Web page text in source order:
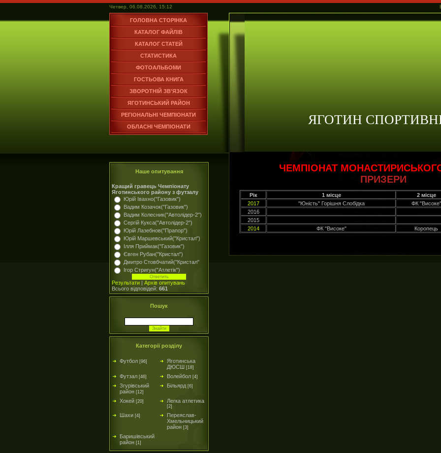
Четвер, 06.08.2026, 15:12
ГОЛОВНА СТОРІНКА
КАТАЛОГ ФАЙЛІВ
КАТАЛОГ СТАТЕЙ
СТАТИСТИКА
ФОТОАЛЬБОМИ
ГОСТЬОВА КНИГА
ЗВОРОТНІЙ ЗВ'ЯЗОК
ЯГОТИНСЬКИЙ РАЙОН
РЕГІОНАЛЬНІ ЧЕМПІОНАТИ
ОБЛАСНІ ЧЕМПІОНАТИ
ЯГОТИН
Наше опитування
Кращий гравець Чемпіонату
Яготинського району з футзалу
Юрій Івахно("Газовик")
Вадим Козачок("Газовик")
Вадим Колесник("Автолідер-2")
Сергій Кукса("Автолідер-2")
Юрій Лазебнов("Прапор")
Юрій Маршевський("Кристал")
Ілля Приймак("Газовик")
Євген Рубан("Кристал")
Дмитро Стовбчатий("Кристал"
Ігор Стригун("Атлетік")
Результати | Архів опитувань
Всього відповідей: 661
Пошук
Категорії розділу
Футбол [96]
Яготинська
ДЮСШ [18]
Футзал [46] Волейбол [4]
Згурівський
район [12]
Більярд [6]
Хокей [20] Легка атлетика
[2]
Шахи [4]
Переяслав-
Хмельницький
район [3]
Баришівський
район [1]
ЧЕМПІОНАТ
ПРИЗЕРИ
Рік 1 місце 2 місце
2017
"Юність" Горішня Слобідка ФК "Високе"
2016
2015
2014
ФК "Високе" Коропець